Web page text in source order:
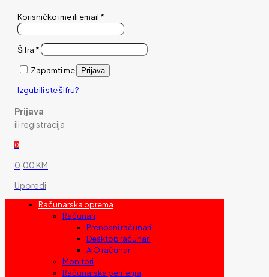
Korisničko ime ili email *
Šifra *
Zapamti me Prijava
Izgubili ste šifru?
Prijava
ili registracija
0
0,00 KM
Uporedi
Računarska oprema
Računari
Prenosni računari
Desktop računari
AIO računari
Monitori
Računarska periferija